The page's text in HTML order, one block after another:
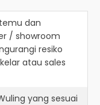
dan
/ showroom
resiko
atau sales
yang sesuai